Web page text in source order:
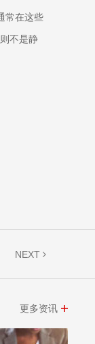
常在这些
不是静
NEXT
更多资讯